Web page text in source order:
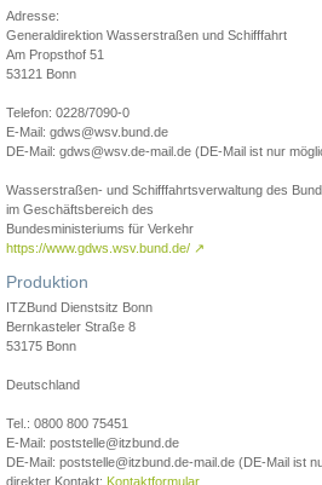
Adresse:
Generaldirektion Wasserstraßen und Schifffahrt
Am Propsthof 51
53121 Bonn
Telefon: 0228/7090-0
E-Mail: gdws@wsv.bund.de
DE-Mail: gdws@wsv.de-mail.de (DE-Mail ist nur
Wasserstraßen- und Schifffahrtsverwaltung des
im Geschäftsbereich des
Bundesministeriums für Verkehr
https://www.gdws.wsv.bund.de/ ↗
Produktion
ITZBund Dienstsitz Bonn
Bernkasteler Straße 8
53175 Bonn
Deutschland
Tel.: 0800 800 75451
E-Mail: poststelle@itzbund.de
DE-Mail: poststelle@itzbund.de-mail.de (DE-Mail ist
direkter Kontakt: Kontaktformular